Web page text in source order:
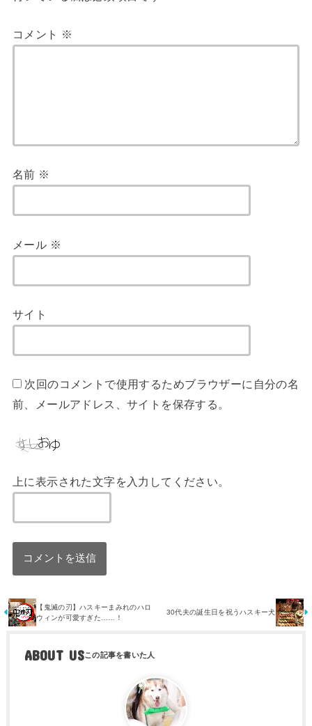
コメント ※
名前 ※
メール ※
サイト
次回のコメントで使用するためブラウザーに自分の名
前、メールアドレス、サイトを保存する。
上に表示された文字を入力してください。
【鬼滅の刃】ハスキーまみれのハロ
ウィンが可愛すぎた……！
30代夫の誕生日を祝うハスキー犬
ABOUT US